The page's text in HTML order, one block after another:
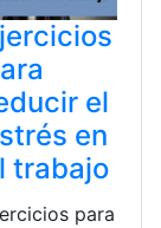
el
en
trabajo
para